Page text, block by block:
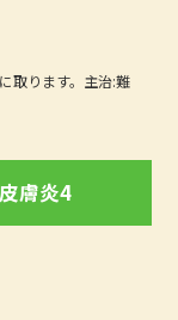
取ります。主治:難
膚炎4